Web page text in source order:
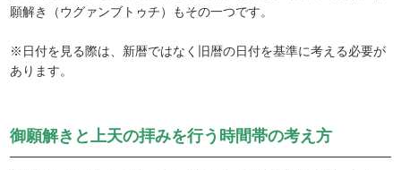
願解き（ウグァンブトゥチ）もその一つです。
※日付を見る際は、新暦ではなく旧暦の日付を基準に考える必要が
あります。
御願解きと上天の拝みを行う時間帯の考え方